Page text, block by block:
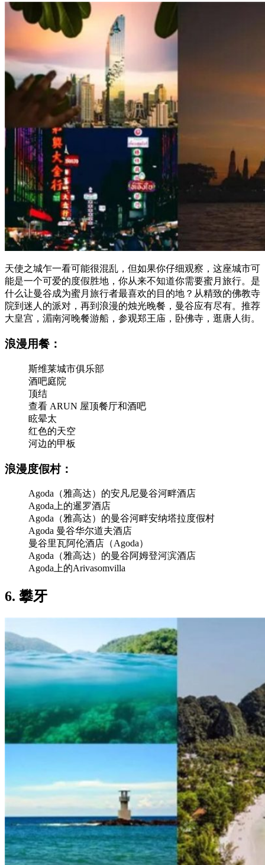
天使之城乍一看可能很混乱，但如果你仔细观察，这座城市可
能是一个可爱的度假胜地，你从来不知道你需要蜜月旅行。是
什么让曼谷成为蜜月旅行者最喜欢的目的地？从精致的佛教寺
院到迷人的派对，再到浪漫的烛光晚餐，曼谷应有尽有。推荐
大皇宫，湄南河晚餐游船，参观郑王庙，卧佛寺，逛唐人街。
浪漫用餐：
斯维莱城市俱乐部
酒吧庭院
顶结
查看 ARUN 屋顶餐厅和酒吧
眩晕太
红色的天空
河边的甲板
浪漫度假村：
Agoda（雅高达）的安凡尼曼谷河畔酒店
Agoda上的暹罗酒店
Agoda（雅高达）的曼谷河畔安纳塔拉度假村
Agoda 曼谷华尔道夫酒店
曼谷里瓦阿伦酒店（Agoda）
Agoda（雅高达）的曼谷阿姆登河滨酒店
Agoda上的Arivasomvilla
6. 攀牙